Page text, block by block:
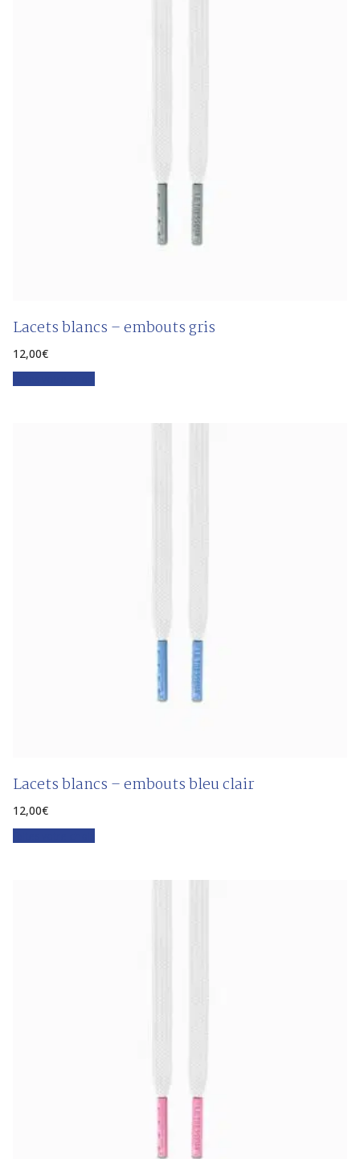
Lacets blancs – embouts gris
12,00€
Lacets blancs – embouts bleu clair
12,00€